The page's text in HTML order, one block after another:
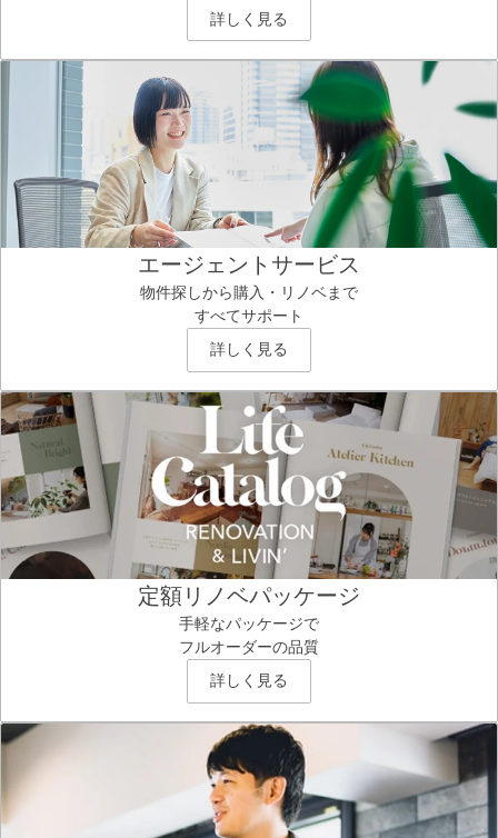
詳しく見る
エージェントサービス
物件探しから購入・リノベまで
すべてサポート
詳しく見る
定額リノベパッケージ
手軽なパッケージで
フルオーダーの品質
詳しく見る